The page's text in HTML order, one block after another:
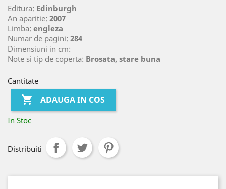
Editura: Edinburgh
An aparitie: 2007
Limba: engleza
Numar de pagini: 284
Dimensiuni in cm:
Note si tip de coperta: Brosata, stare buna
Cantitate
 ADAUGA IN COS
In Stoc
Distribuiti